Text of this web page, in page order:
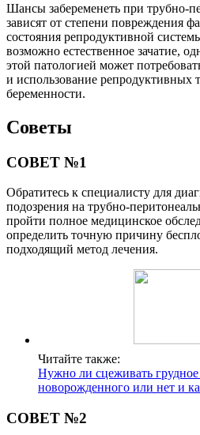
Шансы забеременеть при трубно-
зависят от степени повреждения
состояния репродуктивной
возможно естественное зачатие,
этой патологией может
и использование репродуктивных
беременности.
Советы
СОВЕТ №1
Обратитесь к специалисту для
подозрения на трубно-
пройти полное медицинское
определить точную причину
подходящий метод лечения.
Читайте также:
Нужно ли сцеживать
новорожденного или нет и
СОВЕТ №2